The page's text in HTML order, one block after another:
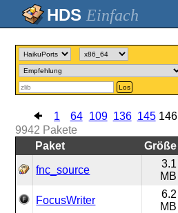
Einfach
Los
1 64 109 136 145 146
9942 Pakete
Paket
Größe
fnc_source
3.1
MB
FocusWriter
6.2
MB